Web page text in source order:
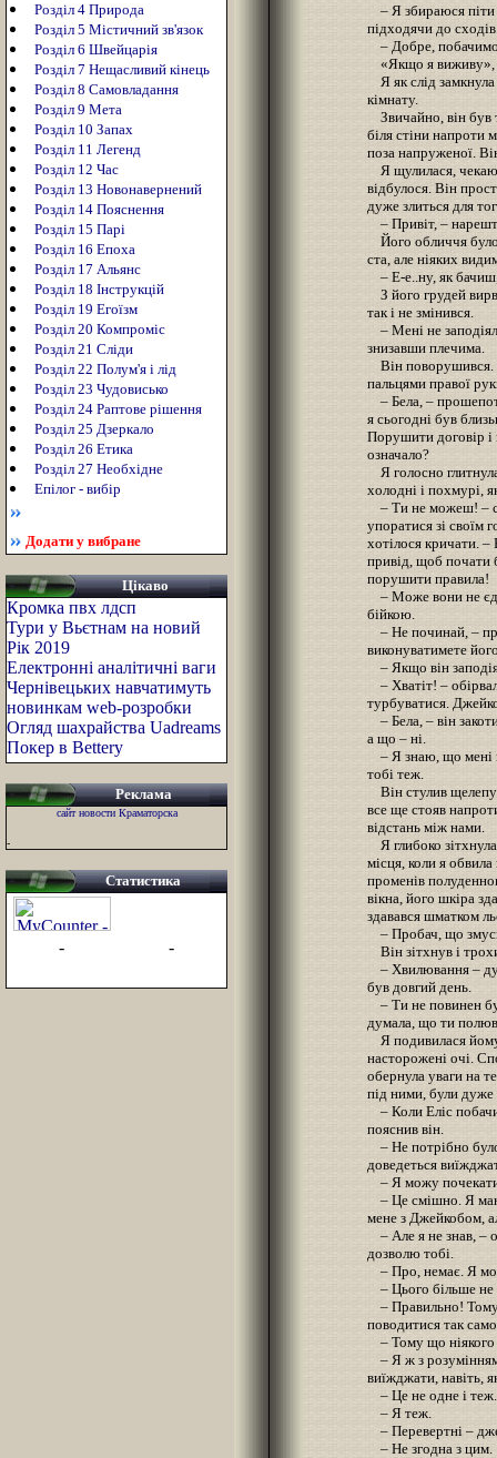
Розділ 4 Природа
Розділ 5 Містичний зв'язок
Розділ 6 Швейцарія
Розділ 7 Нещасливий кінець
Розділ 8 Самовладання
Розділ 9 Мета
Розділ 10 Запах
Розділ 11 Легенд
Розділ 12 Час
Розділ 13 Новонавернений
Розділ 14 Пояснення
Розділ 15 Парі
Розділ 16 Епоха
Розділ 17 Альянс
Розділ 18 Інструкцій
Розділ 19 Егоїзм
Розділ 20 Компроміс
Розділ 21 Сліди
Розділ 22 Полум'я і лід
Розділ 23 Чудовисько
Розділ 24 Раптове рішення
Розділ 25 Дзеркало
Розділ 26 Етика
Розділ 27 Необхідне
Епілог - вибір
Додати у вибране
Цікаво
Кромка пвх лдсп
Тури у Вьєтнам на новий
Рік 2019
Електронні аналітичні ваги
Чернівецьких навчатимуть
новинкам web-розробки
Огляд шахрайства Uadreams
Покер в Bettery
Реклама
сайт новости Краматорска
-
Статистика
- -
– Я збираюся піти
підходячи до
– Добре,
«Якщо я виживу»,
Я як слід
кімнату.
Звичайно, він був
біля стіни напроти
поза напруженої.
Я щулилася,
відбулося. Він
дуже злиться для
– Привіт, –
Його обличчя
ста, але ніяких
– Е-е..ну, як
З його грудей
так і не змінився.
– Мені не
знизавши плечима.
Він поворушився.
пальцями правої
– Бела, –
я сьогодні був
Порушити договір
означало?
Я голосно
холодні і похмурі,
– Ти не можеш! –
упоратися зі своїм
хотілося кричати.
привід, щоб
порушити правила!
– Може вони не
бійкою.
– Не починай, –
виконуватимете
– Якщо він
– Хватіт! –
турбуватися.
– Бела, – він
а що – ні.
– Я знаю, що мені
тобі теж.
Він стулив
все ще стояв
відстань між нами.
Я глибоко
місця, коли я
променів
вікна, його шкіра
здавався шматком
– Пробач, що
Він зітхнув і
– Хвилювання –
був довгий день.
– Ти не повинен
думала, що ти
Я подивилася
насторожені очі.
обернула уваги на
під ними, були
– Коли Еліс
пояснив він.
– Не потрібно
доведеться
– Я можу
– Це смішно. Я маю
мене з Джейкобом,
– Але я не знав, –
дозволю тобі.
– Про, немає. Я
– Цього більше не
– Правильно!
поводитися так
– Тому що ніякого
– Я ж з
виїжджати, навіть,
– Це не одне і
– Я теж.
– Перевертні –
– Не згодна з цим.